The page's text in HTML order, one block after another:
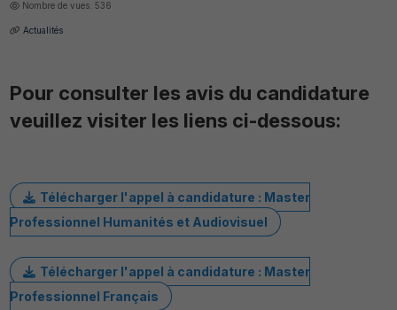
Nombre de vues: 536
Actualités
Pour consulter les avis du candidature
veuillez visiter les liens ci-dessous:
Télécharger l'appel à candidature : Master
Professionnel Humanités et Audiovisuel
Télécharger l'appel à candidature : Master
Professionnel Français